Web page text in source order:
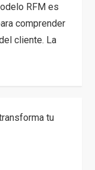
RFM es
comprender
cliente. La